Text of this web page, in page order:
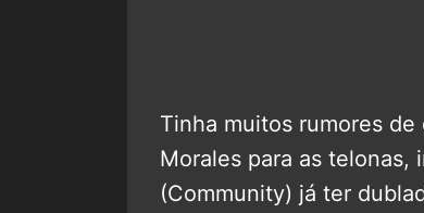
Tinha muitos rumores
Morales para as telonas,
(Community) já ter